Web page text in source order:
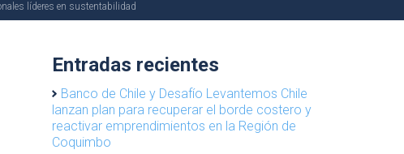
líderes en sustentabilidad
Entradas recientes
Banco de Chile y Desafío Levantemos Chile
lanzan plan para recuperar el borde costero y
reactivar emprendimientos en la Región de
Coquimbo